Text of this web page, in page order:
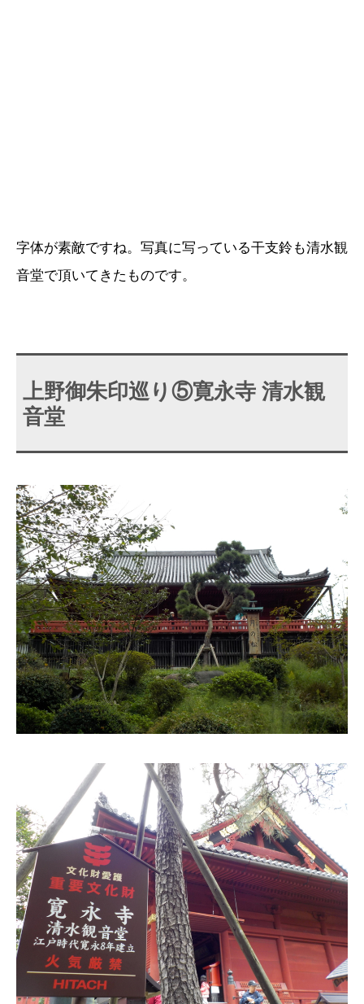
字体が素敵ですね。写真に写っている干支鈴も清水観
音堂で頂いてきたものです。
上野御朱印巡り⑤寛永寺 清水観
音堂